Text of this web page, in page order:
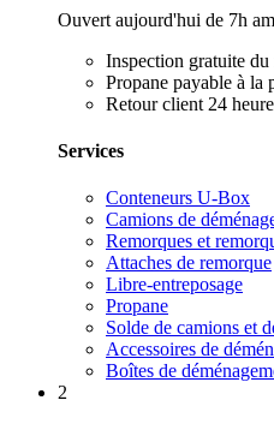
Ouvert aujourd'hui de 7h
Inspection gratuite du
Propane payable à la
Retour client 24
Services
Conteneurs U-Box
Camions de
Remorques et
Attaches de remorque
Libre-entreposage
Propane
Solde de camions et
Accessoires de
Boîtes de
2